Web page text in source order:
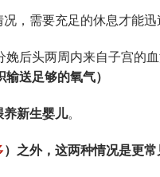
，需要充足的休息才能
后头两周内来自子宫的
送足够的氧气）
养新生婴儿。
）之外，这两种情况是更常